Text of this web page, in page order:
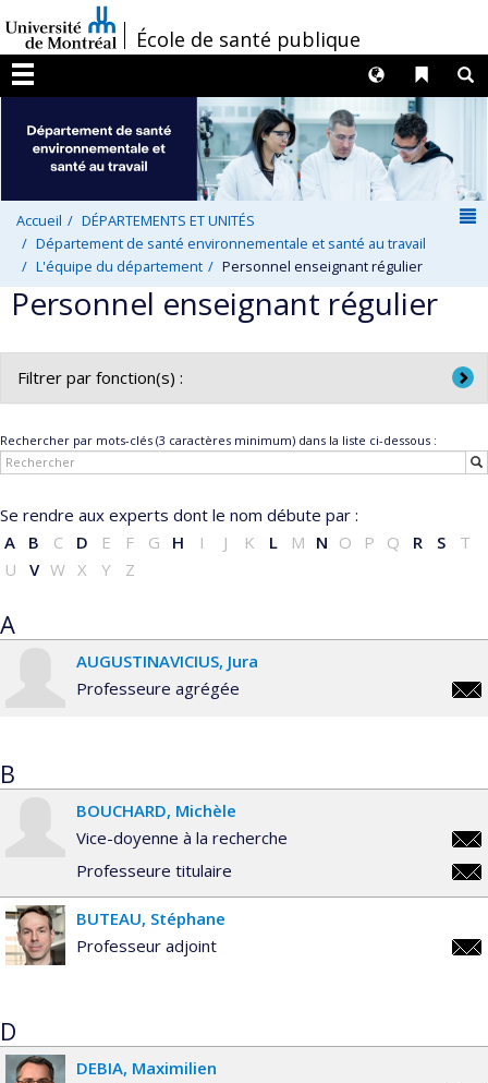
au
contenu
/École de santé publique
Menu
Liens
Langues
Accueil
DÉPARTEMENTS ET UNITÉS
Département de santé environnementale et santé au travail
L'équipe du département
Personnel enseignant régulier
Personnel enseignant régulier
Filtrer par fonction(s) :
Directrice de département / Directeur de département
Professeure adjointe / Professeur adjoint
Professeure titulaire / Professeur titulaire
Rechercher par mots-clés (3 caractères minimum) dans la liste ci-dessous :
Se rendre aux experts dont le nom débute par :
A
B C D E F G H I J K L M N O P Q R S
T
U
V W X Y Z
A
AUGUSTINAVICIUS Jura
Professeure agrégée
B
BOUCHARD Michèle
Vice-doyenne à la recherche
Professeure titulaire
BUTEAU Stéphane
Professeur adjoint
D
DEBIA Maximilien